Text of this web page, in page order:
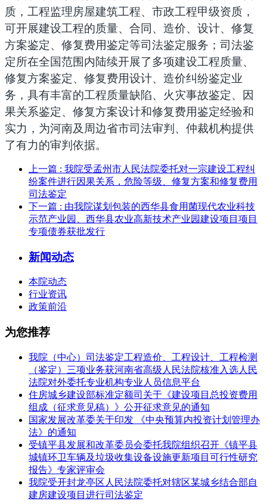
质， 工程监理房屋建筑工程、市政工程甲级资质，
可开展建设工程的质量、合同、造价、设计、修复
方案鉴定、修复费用鉴定等司法鉴定服务；司法鉴
定所在全国范围内陆续开展了多项建设工程质量、
修复方案鉴定、修复费用设计、造价纠纷鉴定业
务 ，具有丰富的工程质量缺陷、火灾事故鉴定、因
果关系鉴定、修复方案设计和修复费用鉴定经验和
实力，为河南及周边省市司法审判、仲裁机构提供
了有力的审判依据。
上一篇 : 我院受孟州市人民法院委托对一宗建设工程纠
纷案件进行因果关系，危险等级、修复方案和修复费用
司法鉴定
下一篇 : 由我院谋划包装的西华县食用菌现代农业科技
示范产业园、西华县农业高新技术产业园建设项目项目
专项债券获批发行
新闻动态
本院动态
行业资讯
政策前沿
为您推荐
我院（中心）司法鉴定工程造价、工程设计、工程检测
（鉴定）三项业务获河南省高级人民法院核准入选人民
法院对外委托专业机构专业人员信息平台
住房城乡建设部标准定额司关于《建设项目总投资费用
组成（征求意见稿）》公开征求意见的通知
国家发展改革委关于印发 《中央预算内投资计划管理办
法》的通知
受镇平县发展和改革委员会委托我院组织召开《镇平县
城镇环卫车辆及垃圾收集设备设施更新项目可行性研究
报告》专家评审会
我院受开封龙亭区人民法院委托对辖区某城乡结合部自
建房建设项目进行司法鉴定